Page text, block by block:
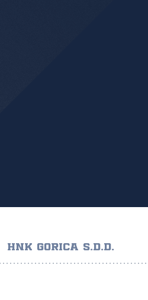
HNK GORICA S.D.D.